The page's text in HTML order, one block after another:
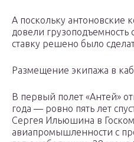
А поскольку антоновские
довели
ставку решено было
Размещение экипажа в
В первый полет «Антей»
года — ровно пять лет
Сергея Ильюшина в
авиапромышленности с